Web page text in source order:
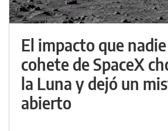
El impacto que
cohete de SpaceX
la Luna y dejó un
abierto